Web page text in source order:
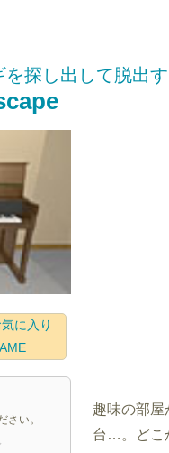
探し出して脱出
に入り
さい。
趣味の部屋
台…。どこ